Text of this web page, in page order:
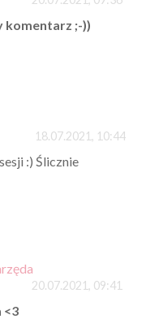
komentarz ;-))
18.07.2021, 10:44
:) Ślicznie
20.07.2021, 09:41
<3